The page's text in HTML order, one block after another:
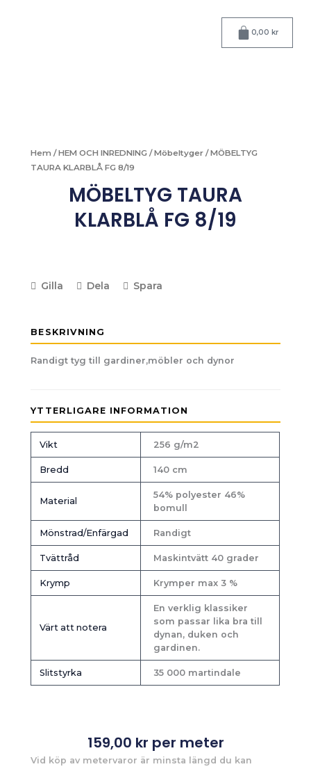
0,00 kr
Varukorg
Hem /HEM OCH INREDNING /Möbeltyger / MÖBELTYG
TAURA KLARBLÅ FG 8/19
MÖBELTYG TAURA
KLARBLÅ FG 8/19
Gilla Dela Spara
BESKRIVNING
Randigt tyg till gardiner,möbler och dynor
YTTERLIGARE INFORMATION
Vikt 256 g/m2
Bredd 140 cm
Material
54% polyester 46%
bomull
Mönstrad/Enfärgad Randigt
Tvättråd Maskintvätt 40 grader
Krymp Krymper max 3 %
Värt att notera
En verklig klassiker
som passar lika bra till
dynan, duken och
gardinen.
Slitstyrka 35 000 martindale
159,00 kr per meter
Vid köp av metervaror är minsta längd du kan